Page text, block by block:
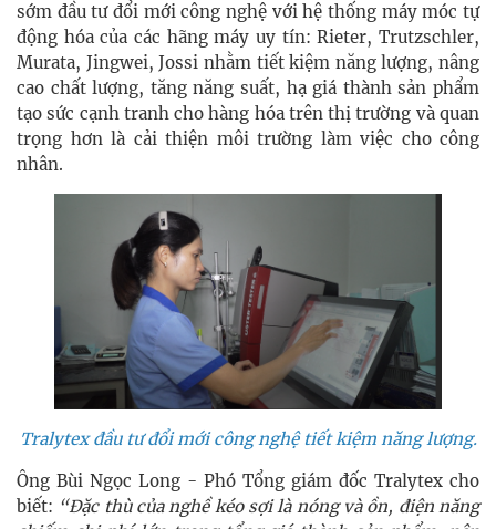
sớm đầu tư đổi mới công nghệ với hệ thống máy móc tự
động hóa của các hãng máy uy tín: Rieter, Trutzschler,
Murata, Jingwei, Jossi nhằm tiết kiệm năng lượng, nâng
cao chất lượng, tăng năng suất, hạ giá thành sản phẩm
tạo sức cạnh tranh cho hàng hóa trên thị trường và quan
trọng hơn là cải thiện môi trường làm việc cho công
nhân.
Tralytex đầu tư đổi mới công nghệ tiết kiệm năng lượng.
Ông Bùi Ngọc Long - Phó Tổng giám đốc Tralytex cho
biết: “Đặc thù của nghề kéo sợi là nóng và ồn, điện năng